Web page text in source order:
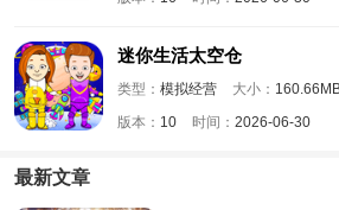
迷你生活太空仓
类型： 模拟经营 大小：
版本： 10 时间： 2026-06-30
最新文章